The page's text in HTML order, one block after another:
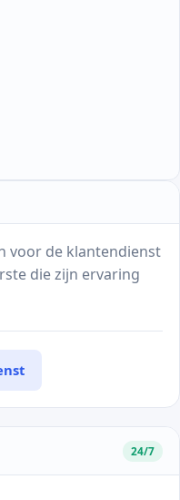
voor de klantendienst
die zijn ervaring
24/7